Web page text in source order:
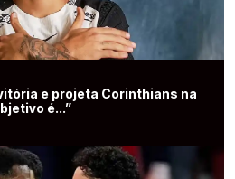
e projeta Corinthians na
é...”